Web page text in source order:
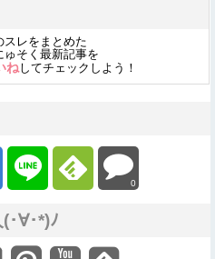
スレをまとめた
ゅそく最新記事を
ねしてチェックしよう！
0
･∀･*)ﾉ